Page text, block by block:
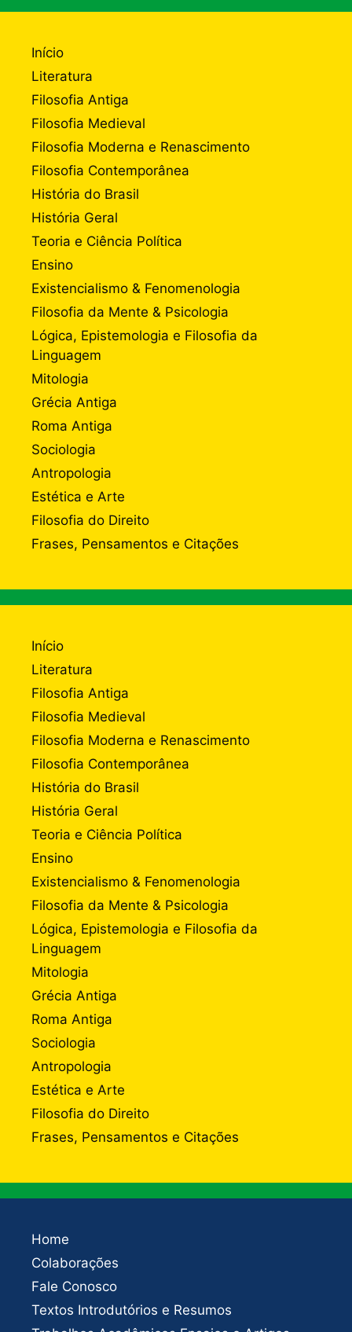
Início
Literatura
Filosofia Antiga
Filosofia Medieval
Filosofia Moderna e Renascimento
Filosofia Contemporânea
História do Brasil
História Geral
Teoria e Ciência Política
Ensino
Existencialismo & Fenomenologia
Filosofia da Mente & Psicologia
Lógica, Epistemologia e Filosofia da
Linguagem
Mitologia
Grécia Antiga
Roma Antiga
Sociologia
Antropologia
Estética e Arte
Filosofia do Direito
Frases, Pensamentos e Citações
Início
Literatura
Filosofia Antiga
Filosofia Medieval
Filosofia Moderna e Renascimento
Filosofia Contemporânea
História do Brasil
História Geral
Teoria e Ciência Política
Ensino
Existencialismo & Fenomenologia
Filosofia da Mente & Psicologia
Lógica, Epistemologia e Filosofia da
Linguagem
Mitologia
Grécia Antiga
Roma Antiga
Sociologia
Antropologia
Estética e Arte
Filosofia do Direito
Frases, Pensamentos e Citações
Home
Colaborações
Fale Conosco
Textos Introdutórios e Resumos